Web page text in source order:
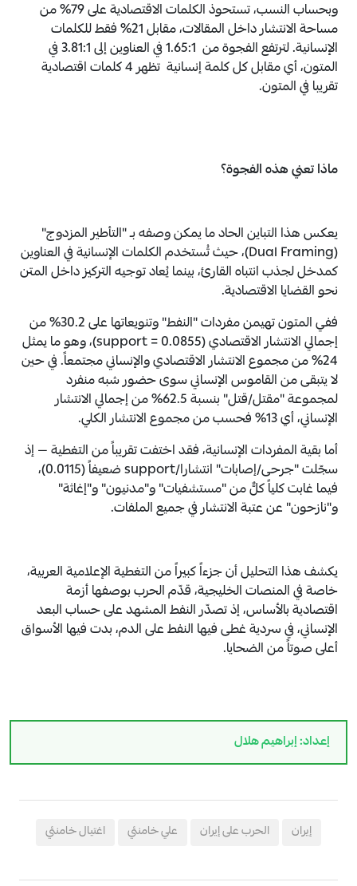
وبحساب النسب، تستحوذ الكلمات الاقتصادية على 79% من
مساحة الانتشار داخل المقالات، مقابل 21% فقط للكلمات
الإنسانية. لترتفع الفجوة من 1.65:1 في العناوين إلى 3.81:1 في
المتون، أي مقابل كل كلمة إنسانية تظهر 4 كلمات اقتصادية
تقريبا في المتون.
ماذا تعني هذه الفجوة؟
يعكس هذا التباين الحاد ما يمكن وصفه بـ "التأطير المزدوج"
(Dual Framing)، حيث تُستخدم الكلمات الإنسانية في العناوين
كمدخل لجذب انتباه القارئ، بينما يُعاد توجيه التركيز داخل المتن
نحو القضايا الاقتصادية.
ففي المتون تهيمن مفردات "النفط" وتنويعاتها على 30.2% من
إجمالي الانتشار الاقتصادي (support = 0.0855)، وهو ما يمثل
24% من مجموع الانتشار الاقتصادي والإنساني مجتمعاً. في حين
لا يتبقى من القاموس الإنساني سوى حضور شبه منفرد
لمجموعة "مقتل/قتل" بنسبة 62.5% من إجمالي الانتشار
الإنساني، أي 13% فحسب من مجموع الانتشار الكلي.
أما بقية المفردات الإنسانية، فقد اختفت تقريباً من التغطية — إذ
سجّلت "جرحى/إصابات" انتشارا/support ضعيفاً (0.0115)،
فيما غابت كلياً كلٌّ من "مستشفيات" و"مدنيون" و"إغاثة"
و"نازحون" عن عتبة الانتشار في جميع الملفات.
يكشف هذا التحليل أن جزءاً كبيراً من التغطية الإعلامية العربية،
خاصة في المنصات الخليجية، قدّم الحرب بوصفها أزمة
اقتصادية بالأساس، إذ تصدّر النفط المشهد على حساب البعد
الإنساني، في سردية غطى فيها النفط على الدم، بدت فيها الأسواق
أعلى صوتاً من الضحايا.
إعداد: إبراهيم هلال
إيران الحرب على إيران علي خامنئي اغتيال خامنئي